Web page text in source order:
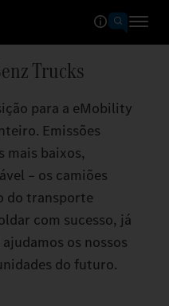
Trucks
para a eMobility
Emissões
mais baixos,
– os camiões
do transporte
com sucesso, já
os nossos
do futuro.